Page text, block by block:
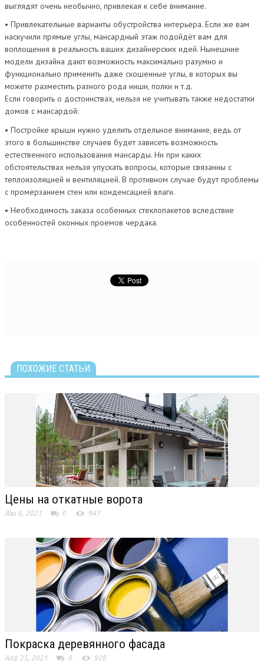
выглядят очень необычно, привлекая к себе внимание.
• Привлекательные варианты обустройства интерьера. Если же вам
наскучили прямые углы, мансардный этаж подойдёт вам для
воплощения в реальность ваших дизайнерских идей. Нынешние
модели дизайна дают возможность максимально разумно и
функционально применить даже скошенные углы, в которых вы
можете разместить разного рода ниши, полки и т.д.
Если говорить о достоинствах, нельзя не учитывать также недостатки
домов с мансардой:
• Постройке крыши нужно уделить отдельное внимание, ведь от
этого в большинстве случаев будет зависеть возможность
естественного использования мансарды. Ни при каких
обстоятельствах нельзя упускать вопросы, которые связанны с
теплоизоляцией и вентиляцией. В противном случае будут проблемы
с промерзанием стен или конденсацией влаги.
• Необходимость заказа особенных стеклопакетов вследствие
особенностей оконных проемов чердака.
ПОХОЖИЕ СТАТЬИ
Цены на откатные ворота
Авг 8, 2021 0 947
Покраска деревянного фасада
Апр 25, 2021 0 928